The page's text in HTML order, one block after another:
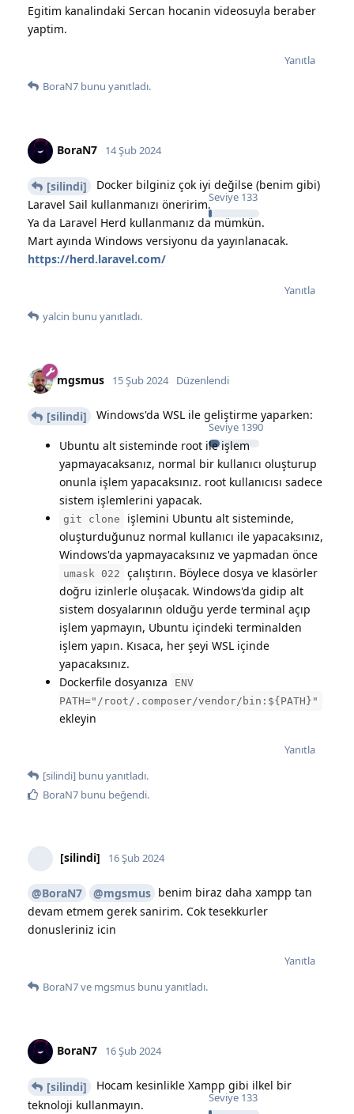
Egitim kanalindaki Sercan hocanin videosuyla beraber
yaptim.
Yanıtla
BoraN7 bunu yanıtladı.
BoraN7
Seviye 133
14 Şub 2024
[silindi]
Docker bilginiz çok iyi değilse (benim gibi)
Laravel Sail kullanmanızı öneririm.
Ya da Laravel Herd kullanmanız da mümkün.
Mart ayında Windows versiyonu da yayınlanacak.
https://herd.laravel.com/
Yanıtla
yalcin bunu yanıtladı.
mgsmus
Seviye 1390
15 Şub 2024 Düzenlendi
[silindi] Windows'da WSL ile geliştirme yaparken:
Ubuntu alt sisteminde root ile işlem
yapmayacaksanız, normal bir kullanıcı oluşturup
onunla işlem yapacaksınız. root kullanıcısı sadece
sistem işlemlerini yapacak.
git clone
işlemini Ubuntu alt sisteminde,
oluşturduğunuz normal kullanıcı ile yapacaksınız,
Windows'da yapmayacaksınız ve yapmadan önce
umask 022
çalıştırın. Böylece dosya ve klasörler
doğru izinlerle oluşacak. Windows'da gidip alt
sistem dosyalarının olduğu yerde terminal açıp
işlem yapmayın, Ubuntu içindeki terminalden
işlem yapın. Kısaca, her şeyi WSL içinde
yapacaksınız.
Dockerfile dosyanıza
ENV
PATH="/root/.composer/vendor/bin:${PATH}"
ekleyin
Yanıtla
[silindi] bunu yanıtladı.
BoraN7 bunu beğendi.
[silindi] 16 Şub 2024
@BoraN7 @mgsmus benim biraz daha xampp tan
devam etmem gerek sanirim. Cok tesekkurler
donusleriniz icin
Yanıtla
BoraN7ve mgsmus bunu yanıtladı.
BoraN7
Seviye 133
16 Şub 2024
[silindi]
Hocam kesinlikle Xampp gibi ilkel bir
teknoloji kullanmayın.